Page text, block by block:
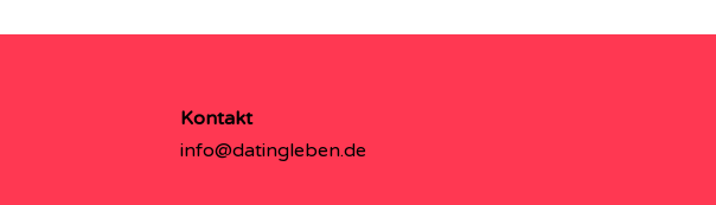
Kontakt
info@datingleben.de